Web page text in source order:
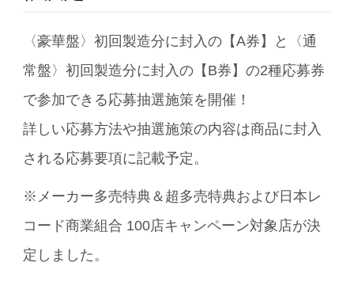
〈豪華盤〉初回製造分に封入の【A券】と〈通
常盤〉初回製造分に封入の【B券】の2種応募券
で参加できる応募抽選施策を開催！
詳しい応募方法や抽選施策の内容は商品に封入
される応募要項に記載予定。
※メーカー多売特典＆超多売特典および日本レ
コード商業組合 100店キャンペーン対象店が決
定しました。